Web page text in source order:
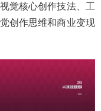
觉核心创作技法、工
创作思维和商业变现